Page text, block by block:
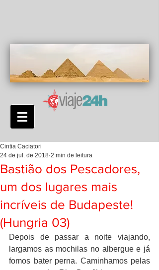
Bastião dos Pescadores,
um dos lugares mais
incríveis de Budapeste!
(Hungria 03)
Cintia Caciatori
24 de jul. de 2018 2 min de leitura
Depois de passar a noite viajando,
largamos as mochilas no albergue e já
fomos bater perna. Caminhamos pelas